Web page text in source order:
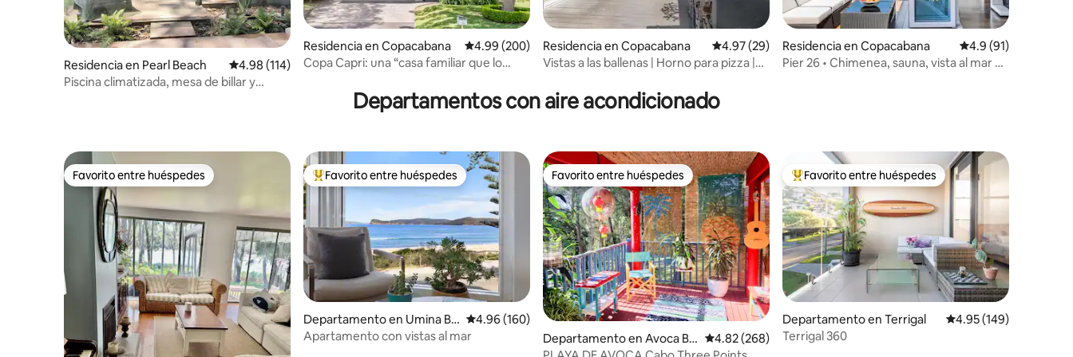
Residencia en Pearl Beach Calificación promedio: 4.98 de 5; 114 evaluaciones
4.98 (114)
Piscina climatizada, mesa de billar y
Residencia en Copacabana Calificación promedio: 4.99 de 5; 200 evaluaciones
4.99 (200)
Copa Capri: una “casa familiar que lo
Residencia en Copacabana Calificación promedio: 4.97 de 5; 29 evaluaciones
4.97 (29)
Vistas a las ballenas | Horno para pizza |
Residencia en Copacabana Calificación
4.9 (91)
Pier 26 • Chimenea, sauna, vista al mar y
Departamentos con aire acondicionado
Favorito entre huéspedes
Favorito entre huéspedes De los mejores en Favorito entre huéspedes
Favorito entre huéspedes
Departamento en Umina Be
ach
Calificación promedio: 4.96 de 5; 160 evaluaciones
4.96 (160)
Apartamento con vistas al mar
Favorito entre huéspedes
Favorito entre huéspedes
Departamento en Avoca Be
ach
Calificación promedio: 4.82 de 5; 268 evaluaciones
4.82 (268)
De los mejores en Favorito entre huéspedes
Favorito entre huéspedes
Departamento en Terrigal Calificación promedio:
4.95 (149)
Terrigal 360